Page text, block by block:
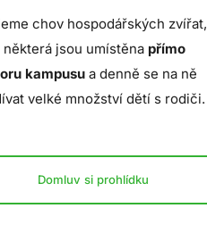
chov hospodářských zvířat,
některá jsou umístěna přímo
kampusu a denně se na ně
velké množství dětí s rodiči.
Domluv si prohlídku